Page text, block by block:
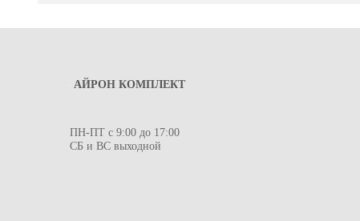
АЙРОН КОМПЛЕКТ
ПН-ПТ с 9:00 до 17:00
СБ и ВС выходной